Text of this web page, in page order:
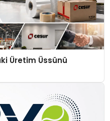
Üretim Üssünü